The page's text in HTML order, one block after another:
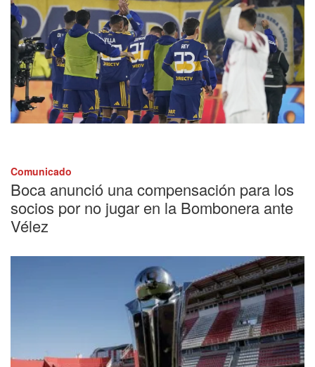
Comunicado
Boca anunció una compensación para los
socios por no jugar en la Bombonera ante
Vélez